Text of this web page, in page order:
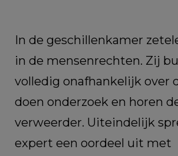
In de geschillenkamer
in de mensenrechten. Zij
volledig onafhankelijk over
doen onderzoek en horen
verweerder. Uiteindelijk
expert een oordeel uit met